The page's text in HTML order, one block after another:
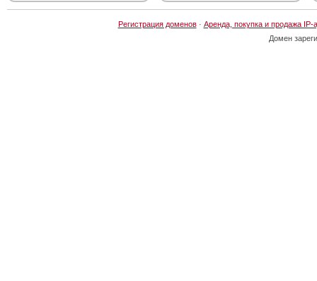
Регистрация доменов· Аренда, покупка и продажа IP-
Домен